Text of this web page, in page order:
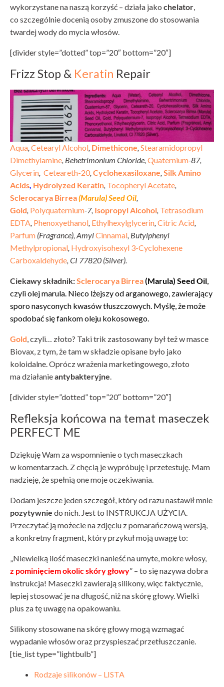
wykorzystane na naszą korzyść – działa jako chelator,
co szczególnie docenią osoby zmuszone do stosowania
twardej wody do mycia włosów.
[divider style=”dotted” top=”20″ bottom=”20″]
Frizz Stop & Keratin Repair
Aqua, Cetearyl Alcohol, Dimethicone, Stearamidopropyl
Dimethylamine, Behetrimonium Chloride, Quaternium-87,
Glycerin, Ceteareth-20, Cyclohexasiloxane, Silk Amino
Acids, Hydrolyzed Keratin, Tocopheryl Acetate,
Sclerocarya Birrea(Marula) Seed Oil,
Gold, Polyquaternium-7, Isopropyl Alcohol, Tetrasodium
EDTA, Phenoxyethanol, Ethylhexylglycerin, Citric Acid,
Parfum (Fragrance), AmylCinnamal, Butylphenyl
Methylpropional, Hydroxyisohexyl 3-Cyclohexene
Carboxaldehyde, CI 77820 (Silver).
Ciekawy składnik:Sclerocarya Birrea(Marula) Seed Oil,
czyli olej marula. Nieco lżejszy od arganowego, zawierający
sporo nasyconych kwasów tłuszczowych. Myślę, że może
spodobać się fankom oleju kokosowego.
Gold, czyli… złoto? Taki trik zastosowany był też w masce
Biovax, z tym, że tam w składzie opisane było jako
koloidalne. Oprócz wrażenia marketingowego, złoto
ma działanieantybakteryjne.
[divider style=”dotted” top=”20″ bottom=”20″]
Refleksja końcowa na temat maseczek
PERFECT ME
Dziękuję Wam za wspomnienie o tych maseczkach
w komentarzach. Z chęcią je wypróbuję i przetestuję. Mam
nadzieję, że spełnią one moje oczekiwania.
Dodam jeszcze jeden szczegół, który od razu nastawił mnie
pozytywnie do nich. Jest to INSTRUKCJA UŻYCIA.
Przeczytać ją możecie na zdjęciu z pomarańczową wersją,
a konkretny fragment, który przykuł moją uwagę to:
„Niewielką ilość maseczki nanieść na umyte, mokre włosy,
z pominięciem okolic skóry głowy” – to się nazywa dobra
instrukcja! Maseczki zawierają silikony, więc faktycznie,
lepiej stosować je na długość, niż na skórę głowy. Wielki
plus za tę uwagę na opakowaniu.
Silikony stosowane na skórę głowy mogą wzmagać
wypadanie włosów oraz przyspieszać przetłuszczanie.
[tie_list type=”lightbulb”]
Rodzaje silikonów – LISTA